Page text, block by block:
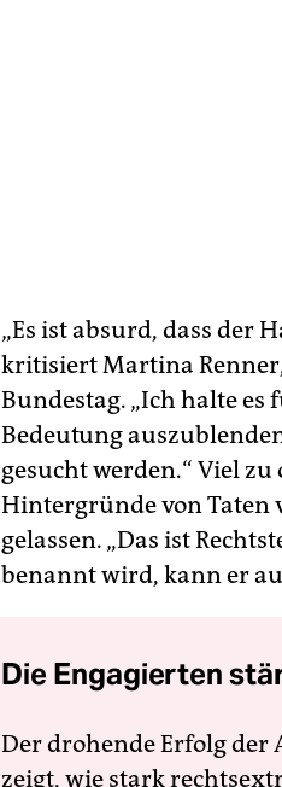
„Es ist absurd, dass der
kritisiert Martina
Bundestag. „Ich halte
Bedeutung
gesucht werden.“ Viel
Hintergründe von Taten
gelassen. „Das ist
benannt wird, kann er
Die Engagierten
Der drohende Erfolg der
zeigt, wie stark